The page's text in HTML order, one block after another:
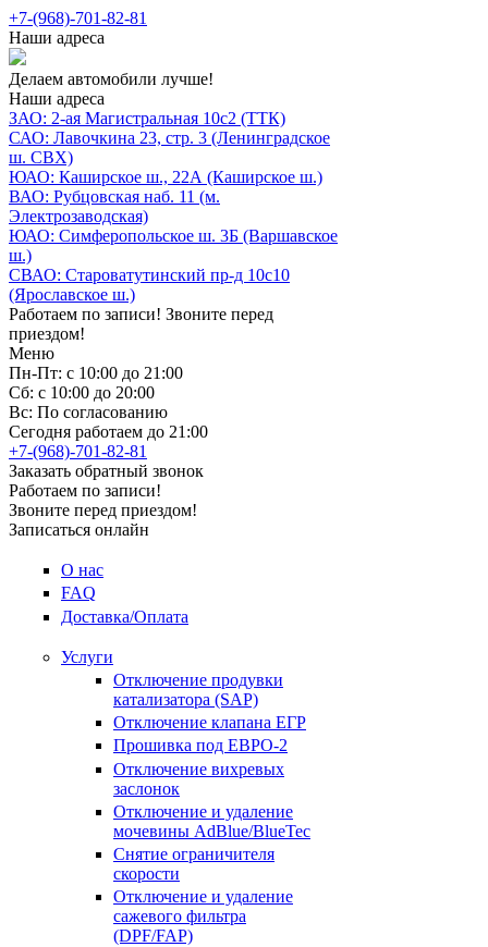
+7-(968)-701-82-81
Наши адреса
Делаем автомобили лучше!
Наши адреса
ЗАО: 2-ая Магистральная 10с2 (ТТК)
САО: Лавочкина 23, стр. 3 (Ленинградское
ш. СВХ)
ЮАО: Каширское ш., 22А (Каширское ш.)
ВАО: Рубцовская наб. 11 (м.
Электрозаводская)
ЮАО: Симферопольское ш. 3Б (Варшавское
ш.)
СВАО: Староватутинский пр-д 10с10
(Ярославское ш.)
Работаем по записи! Звоните перед
приездом!
Меню
Пн-Пт: с 10:00 до 21:00
Сб: с 10:00 до 20:00
Вс: По согласованию
Сегодня работаем до 21:00
+7-(968)-701-82-81
Заказать обратный звонок
Работаем по записи!
Звоните перед приездом!
Записаться онлайн
О нас
FAQ
Доставка/Оплата
Услуги
Отключение продувки
катализатора (SAP)
Отключение клапана ЕГР
Прошивка под ЕВРО-2
Отключение вихревых
заслонок
Отключение и удаление
мочевины AdBlue/BlueTec
Снятие ограничителя
скорости
Отключение и удаление
сажевого фильтра
(DPF/FAP)